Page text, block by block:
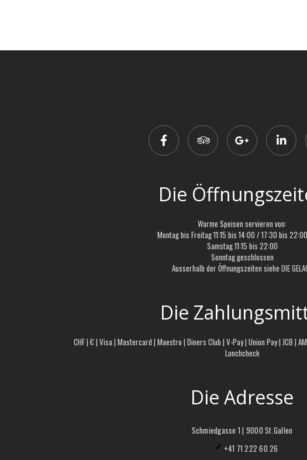
Die
Warme Speisen servieren von:
Montag bis Freitag 11:15 bis 14:00 / 17:30 bis
Samstag 11:15 bis 22:00
Sonntag geschlossen
Ausserhalb der Öffnungszeiten siehe DIE
Die
CHF | € | Visa | Mastercard | Maestro | Diners Club | V-Pay | Union Pay | JCB |
Lunchcheck
Die Adresse
Schmiedgasse 1 | 9000 St.Gallen
+41 71 222 60 26